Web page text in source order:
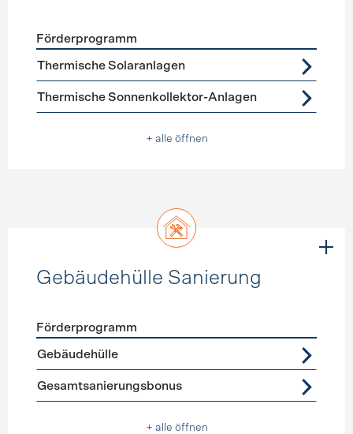
Förderprogramme Warmwasser
Förderprogramm
Thermische Solaranlagen
Thermische Sonnenkollektor-Anlagen
+ alle öffnen
Gebäudehülle Sanierung
Förderprogramme
Förderprogramm
Gebäudehülle
Gesamtsanierungsbonus
+ alle öffnen